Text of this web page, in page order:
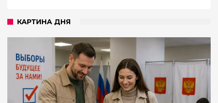
КАРТИНА ДНЯ